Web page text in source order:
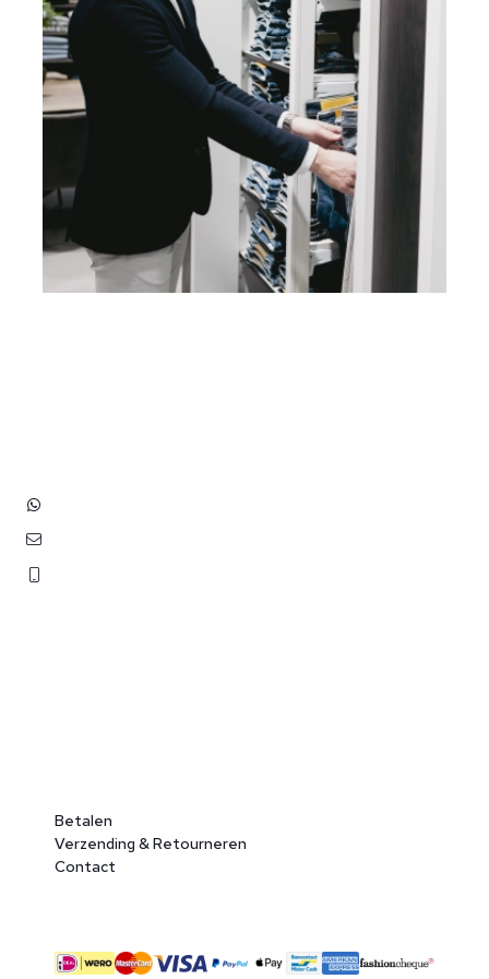
Betalen
Verzending & Retourneren
Contact